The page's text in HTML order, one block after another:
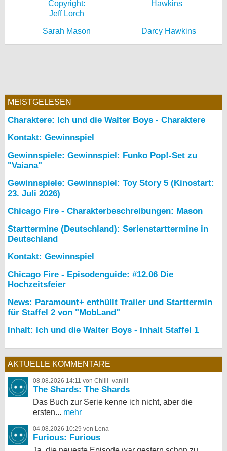
Sarah Mason Darcy Hawkins
MEISTGELESEN
Charaktere: Ich und die Walter Boys - Charaktere
Kontakt: Gewinnspiel
Gewinnspiele: Gewinnspiel: Funko Pop!-Set zu
"Vaiana"
Gewinnspiele: Gewinnspiel: Toy Story 5 (Kinostart:
23. Juli 2026)
Chicago Fire - Charakterbeschreibungen: Mason
Starttermine (Deutschland): Serienstarttermine in
Deutschland
Kontakt: Gewinnspiel
Chicago Fire - Episodenguide: #12.06 Die
Hochzeitsfeier
News: Paramount+ enthüllt Trailer und Starttermin
für Staffel 2 von "MobLand"
Inhalt: Ich und die Walter Boys - Inhalt Staffel 1
AKTUELLE KOMMENTARE
08.08.2026 14:11 von Chilli_vanilli
The Shards: The Shards
Das Buch zur Serie kenne ich nicht, aber die
ersten... mehr
04.08.2026 10:29 von Lena
Furious: Furious